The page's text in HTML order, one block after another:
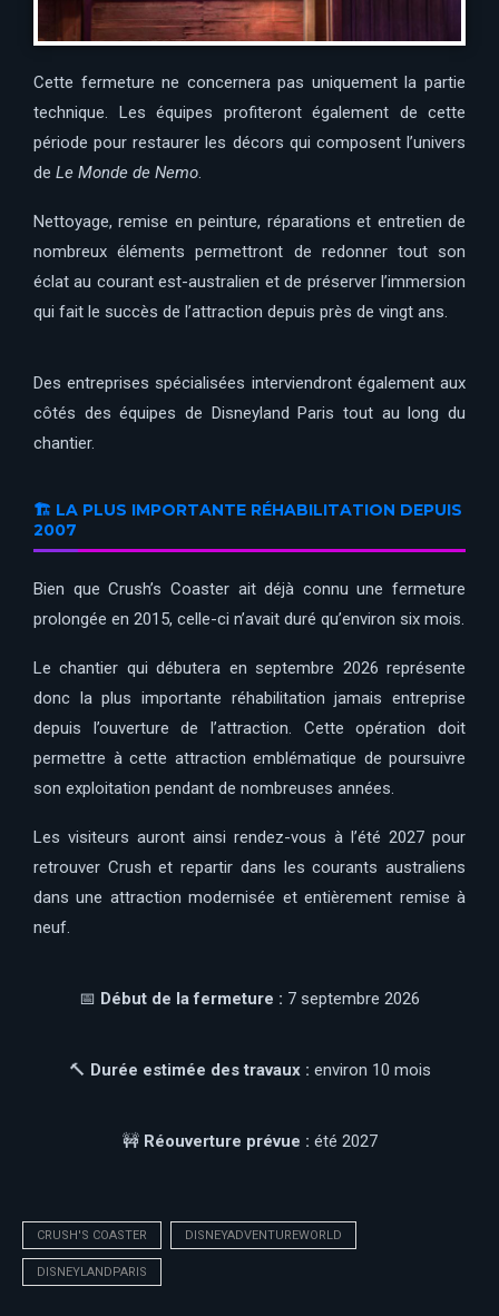
Cette fermeture ne concernera pas uniquement la partie
technique. Les équipes profiteront également de cette
période pour restaurer les décors qui composent l’univers
de Le Monde de Nemo.
Nettoyage, remise en peinture, réparations et entretien de
nombreux éléments permettront de redonner tout son
éclat au courant est-australien et de préserver l’immersion
qui fait le succès de l’attraction depuis près de vingt ans.
Des entreprises spécialisées interviendront également aux
côtés des équipes de Disneyland Paris tout au long du
chantier.
🏗️ LA PLUS IMPORTANTE RÉHABILITATION DEPUIS
2007
Bien que Crush’s Coaster ait déjà connu une fermeture
prolongée en 2015, celle-ci n’avait duré qu’environ six mois.
Le chantier qui débutera en septembre 2026 représente
donc la plus importante réhabilitation jamais entreprise
depuis l’ouverture de l’attraction. Cette opération doit
permettre à cette attraction emblématique de poursuivre
son exploitation pendant de nombreuses années.
Les visiteurs auront ainsi rendez-vous à l’été 2027 pour
retrouver Crush et repartir dans les courants australiens
dans une attraction modernisée et entièrement remise à
neuf.
📅 Début de la fermeture : 7 septembre 2026
🔨 Durée estimée des travaux : environ 10 mois
🚧 Réouverture prévue : été 2027
CRUSH'S COASTER DISNEYADVENTUREWORLD
DISNEYLANDPARIS